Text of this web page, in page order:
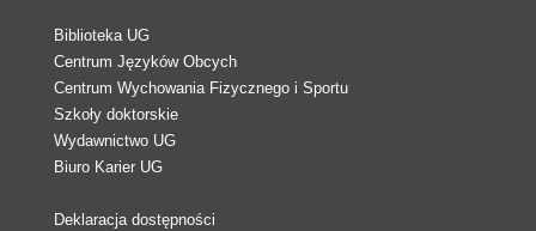
Biblioteka UG
Centrum Języków Obcych
Centrum Wychowania Fizycznego i Sportu
Szkoły doktorskie
Wydawnictwo UG
Biuro Karier UG
Deklaracja dostępności